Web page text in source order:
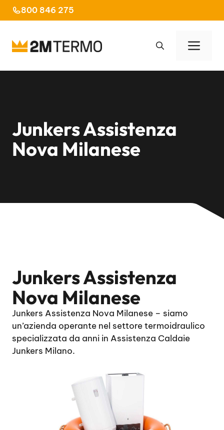
al
800 846 275
Junkers Assistenza
Nova Milanese
Junkers Assistenza
Nova Milanese
Junkers Assistenza Nova Milanese – siamo
un’azienda operante nel settore termoidraulico
specializzata da anni in Assistenza Caldaie
Junkers Milano.